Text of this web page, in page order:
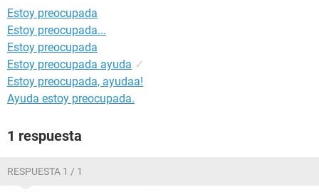
Estoy preocupada
Estoy preocupada...
Estoy preocupada
Estoy preocupada ayuda ✓
Estoy preocupada, ayudaa!
Ayuda estoy preocupada.
1 respuesta
RESPUESTA 1 / 1